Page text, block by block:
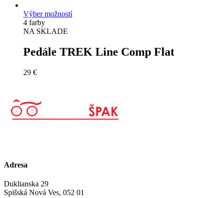
Výber možností
4 farby
NA SKLADE
Pedále TREK Line Comp Flat
29 €
Adresa
Duklianska 29
Spišská Nová Ves, 052 01